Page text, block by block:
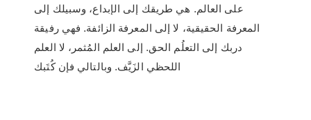
على العالم. هي طريقك إلى الإبداع، وسبيلك إلى
المعرفة الحقيقية، لا إلى المعرفة الزائفة. فهي رفيقة
دربك إلى التعلُم الحق. إلى العلم المُثمر، لا العلم
اللحظي الزَيَّف. وبالتالي فإن كُتَبك